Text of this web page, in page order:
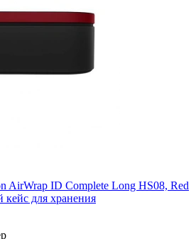
AirWrap ID Complete Long HS08, Red
для хранения